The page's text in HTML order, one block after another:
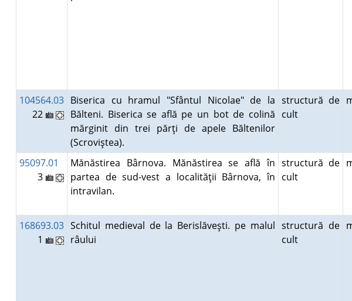
104564.03
22
Biserica cu hramul "Sfântul Nicolae" de la
Bălteni. Biserica se află pe un bot de colină
mărginit din trei părţi de apele Băltenilor
(Scroviştea).
structură de
cult
95097.01
3
Mănăstirea Bârnova. Mănăstirea se află în
partea de sud-vest a localităţii Bârnova, în
intravilan.
structură de
cult
168693.03
1
Schitul medieval de la Berislăveşti. pe malul
râului
structură de
cult